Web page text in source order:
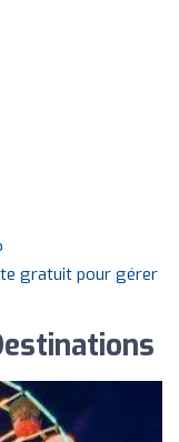
gratuit pour gérer